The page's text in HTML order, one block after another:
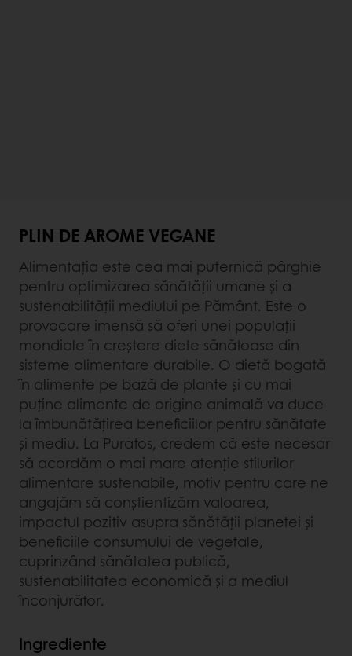
PLIN DE AROME VEGANE
Alimentația este cea mai puternică pârghie
pentru optimizarea sănătății umane și a
sustenabilității mediului pe Pământ. Este o
provocare imensă să oferi unei populații
mondiale în creștere diete sănătoase din
sisteme alimentare durabile. O dietă bogată
în alimente pe bază de plante și cu mai
puține alimente de origine animală va duce
la îmbunătățirea beneficiilor pentru sănătate
și mediu. La Puratos, credem că este necesar
să acordăm o mai mare atenție stilurilor
alimentare sustenabile, motiv pentru care ne
angajăm să conștientizăm valoarea,
impactul pozitiv asupra sănătății planetei și
beneficiile consumului de vegetale,
cuprinzând sănătatea publică,
sustenabilitatea economică și a mediul
înconjurător.
Ingrediente